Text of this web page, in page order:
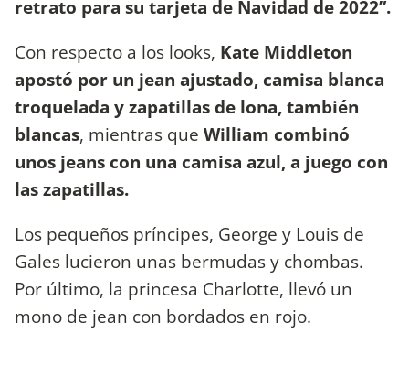
retrato para su tarjeta de Navidad de 2022”.
Con respecto a los looks, Kate Middleton
apostó por un jean ajustado, camisa blanca
troquelada y zapatillas de lona, también
blancas, mientras que William combinó
unos jeans con una camisa azul, a juego con
las zapatillas.
Los pequeños príncipes, George y Louis de
Gales lucieron unas bermudas y chombas.
Por último, la princesa Charlotte, llevó un
mono de jean con bordados en rojo.